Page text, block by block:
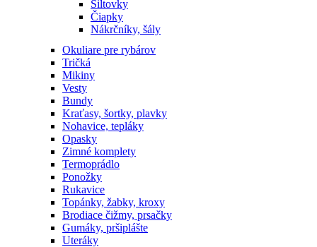
Šiltovky
Čiapky
Nákrčníky, šály
Okuliare pre rybárov
Tričká
Mikiny
Vesty
Bundy
Kraťasy, šortky, plavky
Nohavice, tepláky
Opasky
Zimné komplety
Termoprádlo
Ponožky
Rukavice
Topánky, žabky, kroxy
Brodiace čižmy, prsačky
Gumáky, pršiplášte
Uteráky